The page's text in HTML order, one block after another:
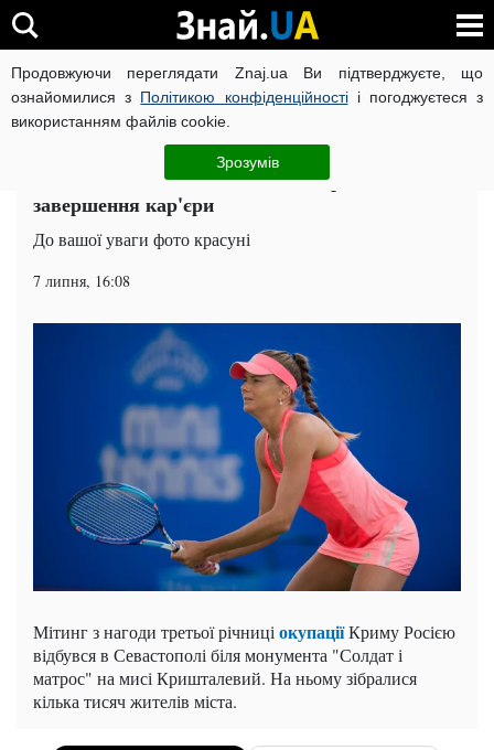
Продовжуючи переглядати Znaj.ua Ви підтверджуєте, що
ознайомилися з Політикою конфіденційностіі погоджуєтеся з
використанням файлів cookie.
Зрозумів
ВІЙНА РОСІЇ ПРОТИ УКРАЇНИ КОРОНАВІРУС В УКРАЇНІ
ЧИТАТЬ НА РУССКОМ
Зваблива тенісистка оголосила про
завершення кар'єри
До вашої уваги фото красуні
7 липня, 16:08
Мітинг з нагоди третьої річниці окупаціїКриму Росією
відбувся в Севастополі біля монумента "Солдат і
матрос" на мисі Кришталевий. На ньому зібралися
кілька тисяч жителів міста.